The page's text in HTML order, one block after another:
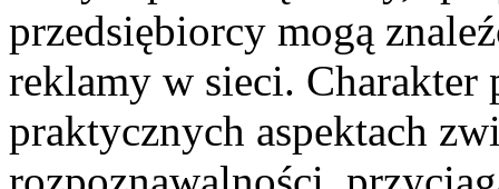
przedsiębiorcy mogą
reklamy w sieci. Charakter
praktycznych aspektach